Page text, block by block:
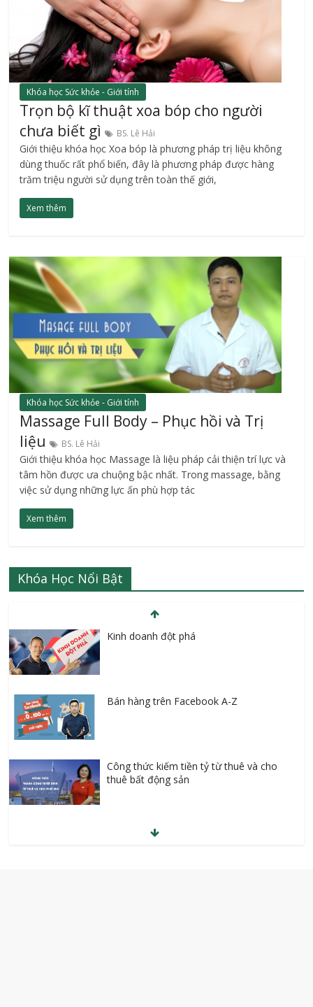
Khóa học Sức khỏe - Giới tính
Trọn bộ kĩ thuật xoa bóp cho người
chưa biết gì
BS. Lê Hải
Giới thiệu khóa học Xoa bóp là phương pháp trị liệu không
dùng thuốc rất phổ biến, đây là phương pháp được hàng
trăm triệu người sử dụng trên toàn thế giới,
Xem thêm
Khóa học Sức khỏe - Giới tính
Massage Full Body – Phục hồi và Trị
liệu
BS. Lê Hải
Giới thiệu khóa học Massage là liệu pháp cải thiện trí lực và
tâm hồn được ưa chuộng bậc nhất. Trong massage, bằng
việc sử dụng những lực ấn phù hợp tác
Xem thêm
Khóa Học Nổi Bật
Kinh doanh đột phá
Bán hàng trên Facebook A-Z
Công thức kiếm tiền tỷ từ thuê và cho
thuê bất động sản
Khởi nghiệp kinh doanh online với số vốn